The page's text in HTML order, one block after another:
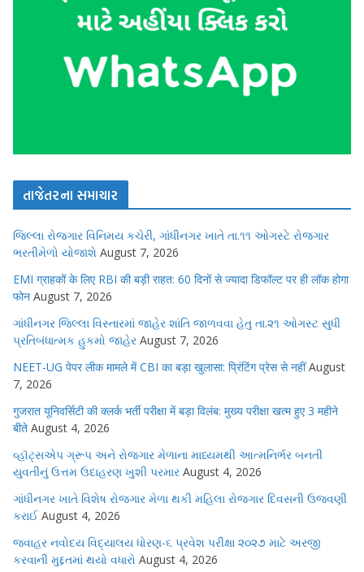
તાજેતરના સમાચાર
જિલ્લા રોજગાર વિનિમય કચેરી, ગાંધીનગર ખાતે તા.૧૧ ઓગસ્ટે રોજગાર
ભરતીમેળો યોજાશે August 7, 2026
EMI ग्राहकों के लिए RBI की बड़ी राहत: 60 दिनों से ज्यादा डिफॉल्ट पर ही लॉक होगा
फोन August 7, 2026
ગાંધીનગર જિલ્લા વિસ્તારમાં જાહેર શાંતિ જાળવવા હેતુ તા.૨૧ ઓગસ્ટ સુધી
પ્રતિબંધાત્મક હુકમો જાહેર August 7, 2026
NEET-UG पेपर लीक मामले में CBI का बड़ा खुलासा: प्रिंटिंग प्रेस से नहीं August
7, 2026
गुजरात यूनिवर्सिटी की क्लर्क भर्ती परीक्षा में बड़ा विलंब: मुख्य परीक्षा खत्म हुए 3 महीने
बीते August 4, 2026
વ્હૉટ્સએપ ગ્રૂપ અને રોજગાર મેળાના માધ્યમથી આત્મનિર્ભર બનતી
યુવતીનું ઉત્તમ ઉદાહરણ ખુશી પરમાર August 4, 2026
ગાંધીનગર ખાતે વિશેષ રોજગાર મેળા થકી મહિલા રોજગાર દિવસની ઉજવણી
કરાઈ August 4, 2026
જવાહર નવોદય વિદ્યાલય ધોરણ-૬ પ્રવેશ પરીક્ષા ૨૦૨૭ માટે અરજી
કરવાની મુદ્દતમાં થયો વધારો August 4, 2026